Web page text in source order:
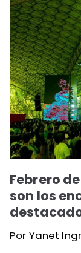
Febrero
son los
Por Yanet